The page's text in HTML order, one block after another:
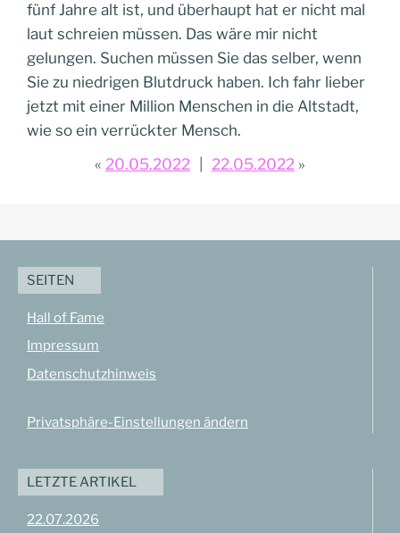
fünf Jahre alt ist, und überhaupt hat er nicht mal
laut schreien müssen. Das wäre mir nicht
gelungen. Suchen müssen Sie das selber, wenn
Sie zu niedrigen Blutdruck haben. Ich fahr lieber
jetzt mit einer Million Menschen in die Altstadt,
wie so ein verrückter Mensch.
20.05.2022
22.05.2022
SEITEN
Hall of Fame
Impressum
Datenschutzhinweis
Privatsphäre-Einstellungen ändern
LETZTE ARTIKEL
22.07.2026